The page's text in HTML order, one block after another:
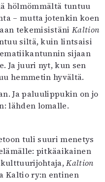
hölmömmältä tuntuu
– mutta jotenkin koen
tekemisistäniKaltion
siltä, kuin lintsaisi
sijaan
Ja juuri nyt, kun sen
hemmetin hyvältä.
Ja paluulippukin on jo
lähden lomalle.
tuli suuri menetys
pitkäaikainen
kulttuurijohtaja,Kaltion
Kaltio ry:n entinen